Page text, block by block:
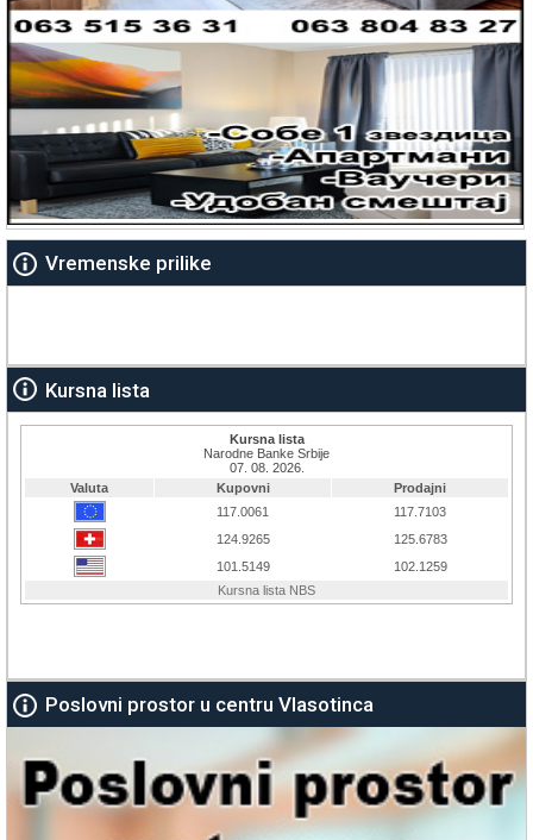
Vremenske prilike
Kursna lista
Poslovni prostor u centru Vlasotinca